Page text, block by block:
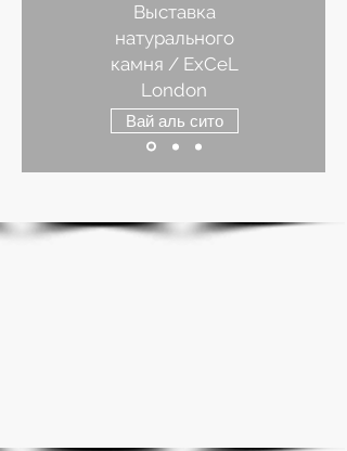
Выставка
натурального
камня / ExCeL
London
Вай аль сито